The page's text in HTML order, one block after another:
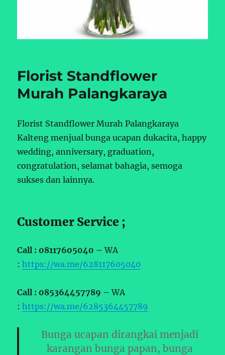
Florist Standflower
Murah Palangkaraya
Florist Standflower Murah Palangkaraya
Kalteng menjual bunga ucapan dukacita, happy
wedding, anniversary, graduation,
congratulation, selamat bahagia, semoga
sukses dan lainnya.
Customer Service ;
Call : 08117605040 –WA
:https://wa.me/628117605040
Call : 085364457789 –WA
:https://wa.me/6285364457789
Bunga ucapan dirangkai menjadi
karangan bunga papan, bunga